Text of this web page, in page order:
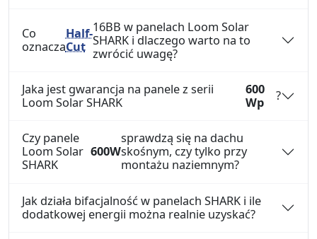
Co
oznacza
Half-
Cut
16BB w panelach Loom Solar
SHARK i dlaczego warto na to
zwrócić uwagę?
Jaka jest gwarancja na panele z serii
Loom Solar SHARK
600
Wp
?
Czy panele
Loom Solar
SHARK
600W
sprawdzą się na dachu
skośnym, czy tylko przy
montażu naziemnym?
Jak działa bifacjalność w panelach SHARK i ile
dodatkowej energii można realnie uzyskać?